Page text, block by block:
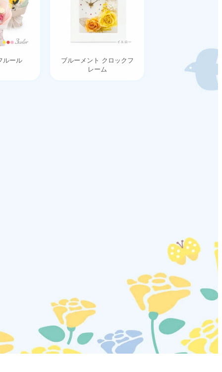
ルール
ブルーメント クロックフ
レーム